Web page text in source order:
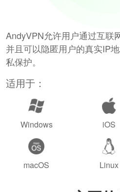
AndyVPN允许用户通过互联
并且可以隐匿用户的真实IP
私保护。
适用于：
Windows iOS
macOS Linux